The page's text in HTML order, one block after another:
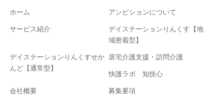
ホーム
アンビションについて
サービス紹介
デイステーションりんくす【地
域密着型】
デイステーションりんくすせか
んど【通常型】
居宅介護支援・訪問介護
快護ラボ 知技心
会社概要
募集要項